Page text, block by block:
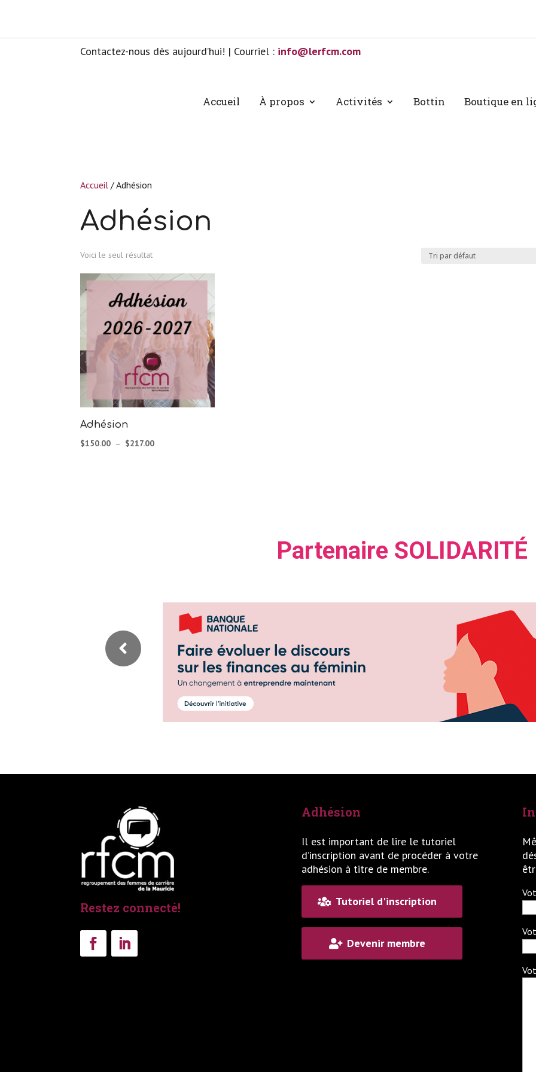
Contactez-nous dès aujourd’hui! | Courriel : info@lerfcm.com
Accueil À propos Activités Bottin Boutique en
Accueil / Adhésion
Adhésion
Voici le seul résultat
Adhésion
$150.00 – $217.00Plage
Partenaire SOLIDARITÉ
Restez connecté!
Adhésion
Il est important de lire le tutoriel
d’inscription avant de procéder à votre
adhésion à titre de membre.
Tutoriel d'inscription
Devenir membre